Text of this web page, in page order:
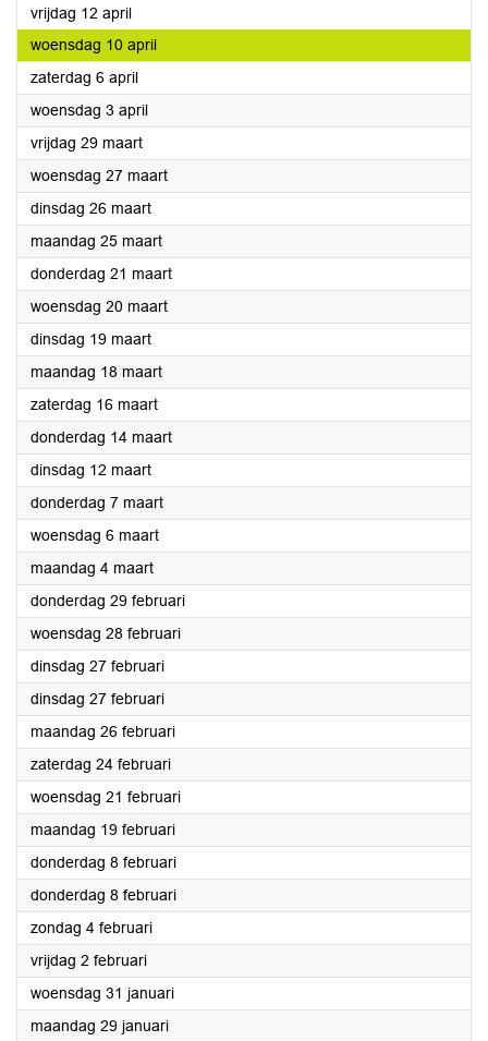
vrijdag 12 april2024
woensdag 10 april2024
zaterdag 6 april2024
woensdag 3 april2024
vrijdag 29 maart2024
woensdag 27 maart2024
dinsdag 26 maart2024
maandag 25 maart2024
donderdag 21 maart2024
woensdag 20 maart2024
dinsdag 19 maart2024
maandag 18 maart2024
zaterdag 16 maart2024
donderdag 14 maart2024
dinsdag 12 maart2024
donderdag 7 maart2024
woensdag 6 maart2024
maandag 4 maart2024
donderdag 29 februari2024
woensdag 28 februari2024
dinsdag 27 februari2024
dinsdag 27 februari2024
maandag 26 februari2024
zaterdag 24 februari2024
woensdag 21 februari2024
maandag 19 februari2024
donderdag 8 februari2024
donderdag 8 februari2024
zondag 4 februari2024
vrijdag 2 februari2024
woensdag 31 januari2024
maandag 29 januari2024